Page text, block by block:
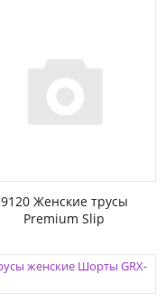
9120 Женские трусы
Premium Slip